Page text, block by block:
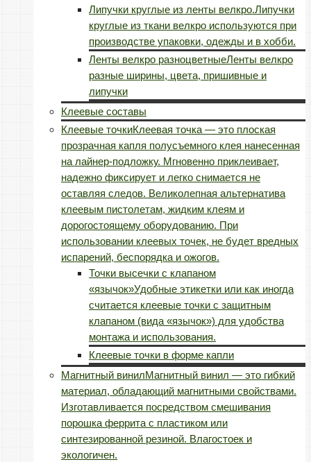
Липучки круглые из ленты велкро.Липучки
круглые из ткани велкро используются при
производстве упаковки, одежды и в хобби.
Ленты велкро разноцветныеЛенты велкро
разные ширины, цвета, пришивные и
липучки
Клеевые составы
Клеевые точкиКлеевая точка — это плоская
прозрачная капля полусъемного клея нанесенная
на лайнер-подложку. Мгновенно приклеивает,
надежно фиксирует и легко снимается не
оставляя следов. Великолепная альтернатива
клеевым пистолетам, жидким клеям и
дорогостоящему оборудованию. При
использовании клеевых точек, не будет вредных
испарений, беспорядка и ожогов.
Точки высечки с клапаном
«язычок»Удобные этикетки или как иногда
считается клеевые точки с защитным
клапаном (вида «язычок») для удобства
монтажа и использования.
Клеевые точки в форме капли
Магнитный винилМагнитный винил — это гибкий
материал, обладающий магнитными свойствами.
Изготавливается посредством смешивания
порошка феррита с пластиком или
синтезированной резиной. Влагостоек и
экологичен.